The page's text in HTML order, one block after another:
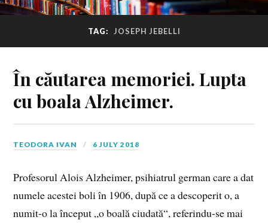
TAG: JOSEPH JEBELLI
În căutarea memoriei. Lupta
cu boala Alzheimer.
TEODORA IVAN 6 JULY 2018
Profesorul Alois Alzheimer, psihiatrul german care a dat
numele acestei boli în 1906, după ce a descoperit o, a
numit-o la început „o boală ciudată“, referindu-se mai